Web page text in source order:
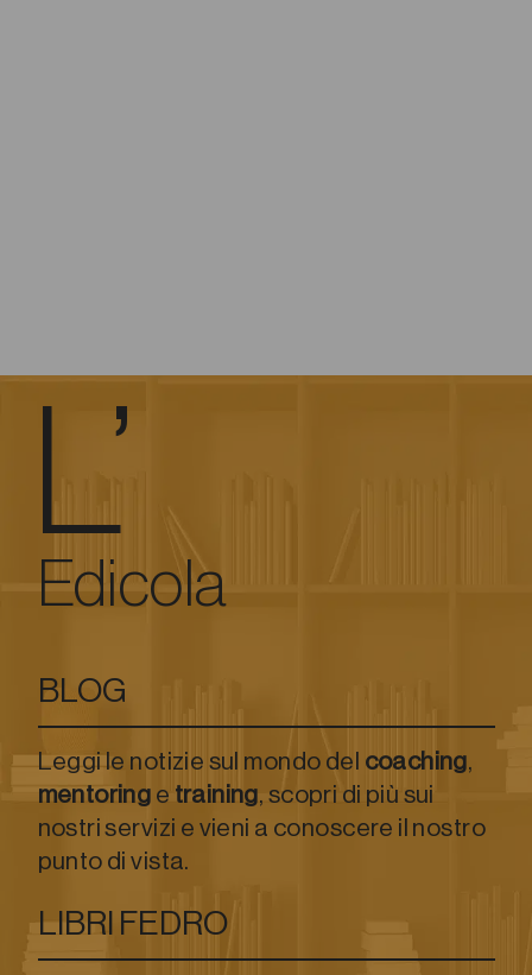
L’
Edicola
BLOG
Leggi le notizie sul mondo del coaching,
mentoringe training, scopri di più sui
nostri servizi e vieni a conoscere il nostro
punto di vista.
LIBRI FEDRO